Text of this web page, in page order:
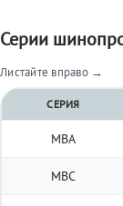
Серии
Листайте вправо →
СЕРИЯ
МВА
МВС